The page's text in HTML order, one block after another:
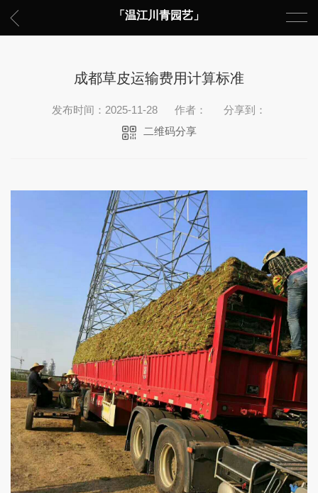
「温江川青园艺」
成都草皮运输费用计算标准
发布时间：2025-11-28 作者：
分享到：
二维码分享